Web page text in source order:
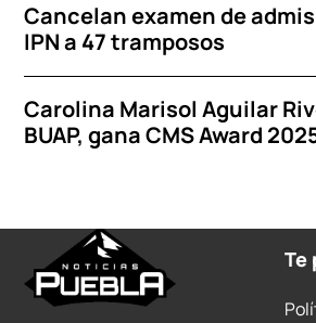
Cancelan examen de
IPN a 47 tramposos
Carolina Marisol Aguilar
BUAP, gana CMS Award
Te